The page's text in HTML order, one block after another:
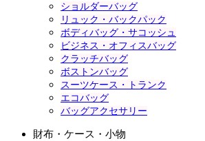
ショルダーバッグ
リュック・バックパック
ボディバッグ・サコッシュ
ビジネス・オフィスバッグ
クラッチバッグ
ボストンバッグ
スーツケース・トランク
エコバッグ
バッグアクセサリー
財布・ケース・小物